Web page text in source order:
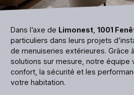
Dans l’axe de Limonest ,1001
particuliers dans leurs projets
de menuiseries extérieures. Grâce
solutions sur mesure, notre équipe
confort, la sécurité et les
votre habitation.